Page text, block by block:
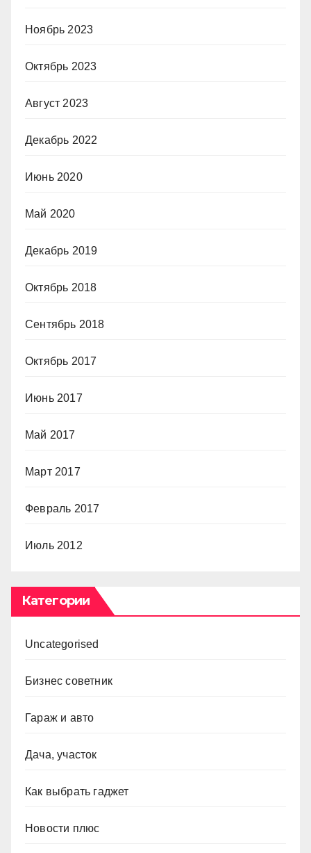
Ноябрь 2023
Октябрь 2023
Август 2023
Декабрь 2022
Июнь 2020
Май 2020
Декабрь 2019
Октябрь 2018
Сентябрь 2018
Октябрь 2017
Июнь 2017
Май 2017
Март 2017
Февраль 2017
Июль 2012
Категории
Uncategorised
Бизнес советник
Гараж и авто
Дача, участок
Как выбрать гаджет
Новости плюс